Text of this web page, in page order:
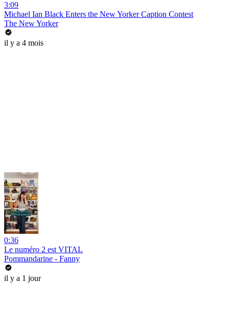
3:09
Michael Ian Black Enters the New Yorker Caption Contest
The New Yorker
il y a 4 mois
0:36
Le numéro 2 est VITAL
Pommandarine - Fanny
il y a 1 jour